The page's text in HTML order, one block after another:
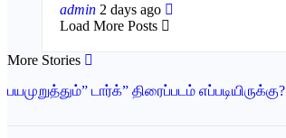
admin 2 days ago
Load More Posts
More Stories
பயமுறுத்தும்” டார்க்” திரைப்படம் எப்படியிருக்கு?